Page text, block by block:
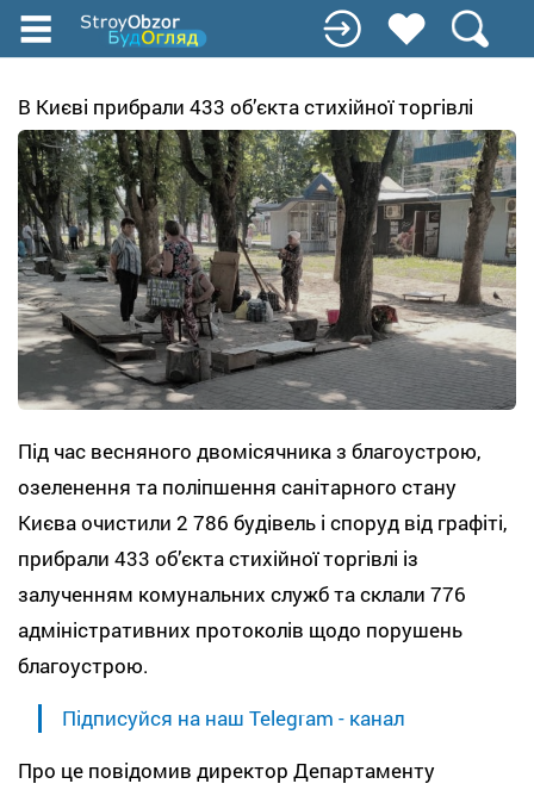
Перейти
до
вмісту
В Києві прибрали 433 об’єкта стихійної торгівлі
Під час весняного двомісячника з благоустрою,
озеленення та поліпшення санітарного стану
Києва очистили 2 786 будівель і споруд від графіті,
прибрали 433 об’єкта стихійної торгівлі із
залученням комунальних служб та склали 776
адміністративних протоколів щодо порушень
благоустрою.
Підписуйся на наш Telegram - канал
Про це повідомив директор Департаменту